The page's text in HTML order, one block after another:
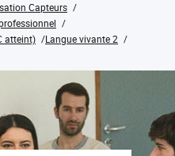
Capteurs
atteint)
Langue vivante 2